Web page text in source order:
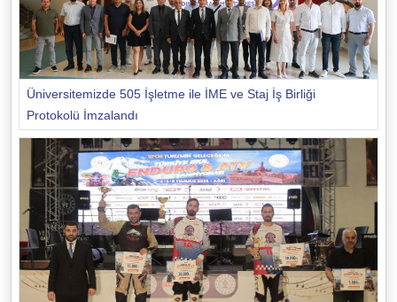
Üniversitemizde 505 İşletme ile İME ve Staj İş Birliği
Protokolü İmzalandı